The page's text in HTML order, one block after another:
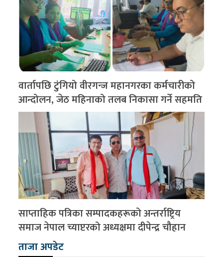
वार्तापछि टुंगियो वीरगन्ज महानगरका कर्मचारीको
आन्दोलन, जेठ महिनाको तलब निकासा गर्ने सहमति
साप्ताहिक पत्रिका सम्पादकहरूको अन्तर्राष्ट्रिय
समाज नेपाल च्याप्टरको अध्यक्षमा दीपेन्द्र चौहान
ताजा अपडेट